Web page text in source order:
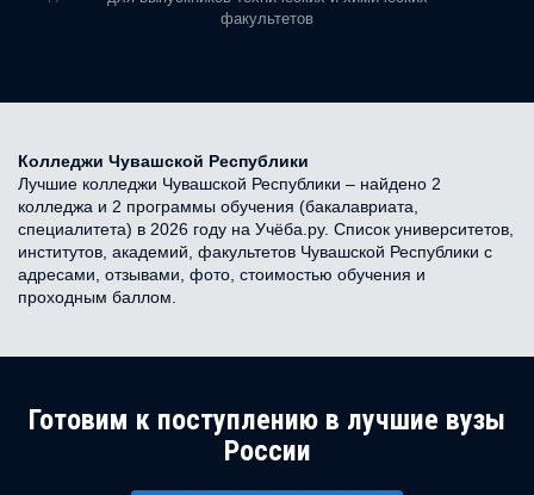
факультетов
Колледжи Чувашской Республики
Лучшие колледжи Чувашской Республики – найдено 2
колледжа и 2 программы обучения (бакалавриата,
специалитета) в 2026 году на Учёба.ру. Список университетов,
институтов, академий, факультетов Чувашской Республики с
адресами, отзывами, фото, стоимостью обучения и
проходным баллом.
Готовим к поступлению в лучшие вузы
России